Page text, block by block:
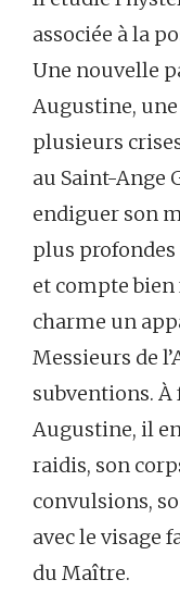
associée à la
Une nouvelle
Augustine,
plusieurs
au Saint-Ange
endiguer son
plus profondes
et compte
charme un
Messieurs de
subventions. À
Augustine, il
raidis, son
convulsions,
avec le visage
du Maître.